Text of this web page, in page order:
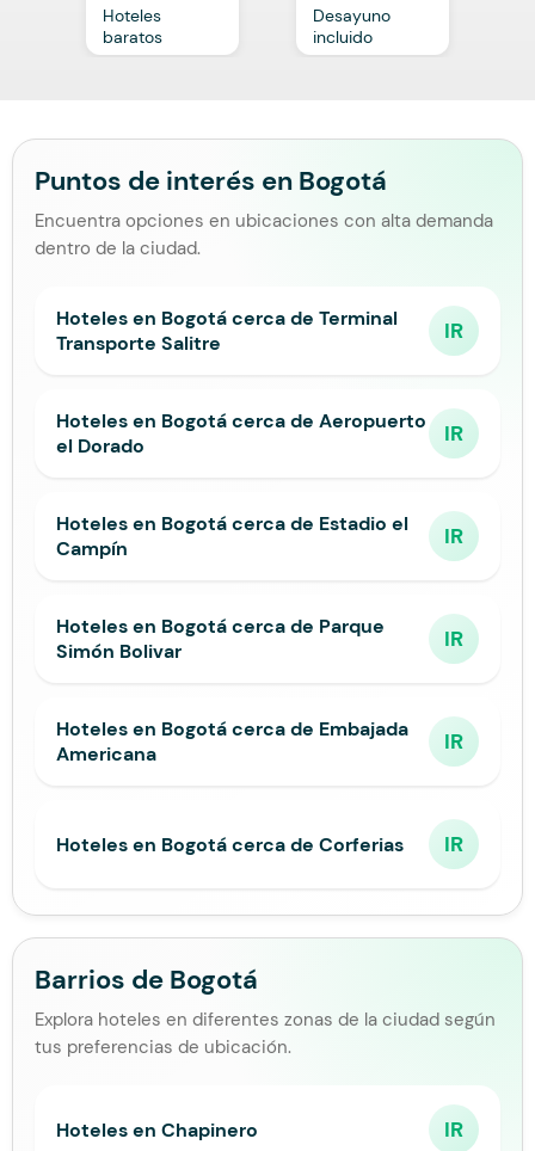
Hoteles
baratos
Desayuno
incluido
Puntos de interés en Bogotá
Encuentra opciones en ubicaciones con alta demanda
dentro de la ciudad.
Hoteles en Bogotá cerca de Terminal
Transporte Salitre
IR
Hoteles en Bogotá cerca de Aeropuerto
el Dorado
IR
Hoteles en Bogotá cerca de Estadio el
Campín
IR
Hoteles en Bogotá cerca de Parque
Simón Bolivar
IR
Hoteles en Bogotá cerca de Embajada
Americana
IR
Hoteles en Bogotá cerca de Corferias IR
Barrios de Bogotá
Explora hoteles en diferentes zonas de la ciudad según
tus preferencias de ubicación.
Hoteles en Chapinero IR